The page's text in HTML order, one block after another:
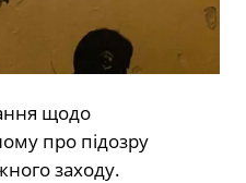
щодо
про підозру
заходу.